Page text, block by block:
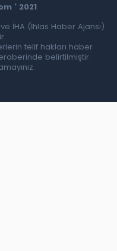
' 2021
İHA (İhlas Haber Ajansı)
telif hakları haber
belirtilmiştir.